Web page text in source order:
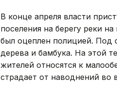
В конце апреля власти
поселения на берегу реки
был оцеплен полицией. Под
дерева и бамбука. На этой
жителей относятся к
страдает от наводнений во